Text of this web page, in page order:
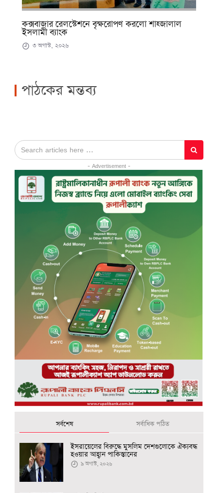
কক্সবাজার রেলস্টেশনে বৃক্ষরোপণ করলো শাহ্জালাল
ইসলামী ব্যাংক
৩ অগাস্ট, ২০২৬
পাঠকের মন্তব্য
- Advertisement -
সর্বশেষ সর্বাধিক পঠিত
ইসরায়েলের বিরুদ্ধে মুসলিম দেশগুলোকে ঐক্যবদ্ধ
হওয়ার আহ্বান পাকিস্তানের
৯ অগাস্ট, ২০২৬